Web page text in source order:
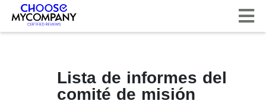
Lista de informes del
comité de misión
Panel de gestión de cookies